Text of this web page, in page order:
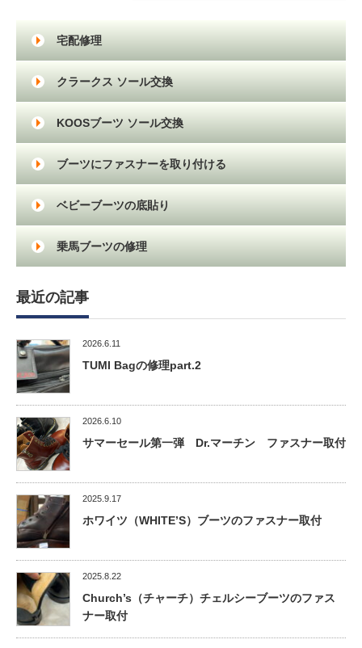
宅配修理
クラークス ソール交換
KOOSブーツ ソール交換
ブーツにファスナーを取り付ける
ベビーブーツの底貼り
乗馬ブーツの修理
最近の記事
2026.6.11
TUMI Bagの修理part.2
2026.6.10
サマーセール第一弾 Dr.マーチン ファスナー取付
2025.9.17
ホワイツ（WHITE’S）ブーツのファスナー取付
2025.8.22
Church’s（チャーチ）チェルシーブーツのファス
ナー取付